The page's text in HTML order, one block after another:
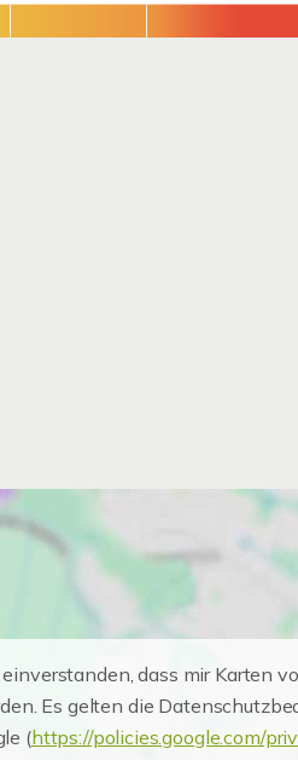
dass mir Karten
Es gelten die
(https://policies.google.com/